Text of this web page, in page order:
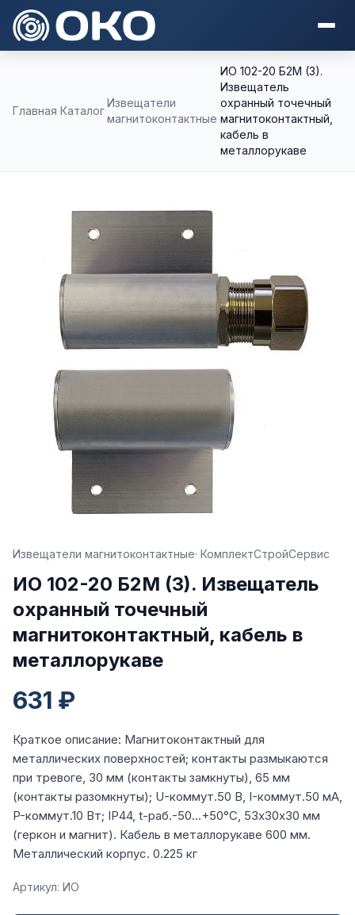
Главная Каталог
Извещатели
магнитоконтактные
ИО 102-20 Б2М (3).
Извещатель
охранный точечный
магнитоконтактный,
кабель в
металлорукаве
Извещатели магнитоконтактные· КомплектСтройСервис
ИО 102-20 Б2М (3). Извещатель
охранный точечный
магнитоконтактный, кабель в
металлорукаве
631 ₽
Краткое описание: Магнитоконтактный для
металлических поверхностей; контакты размыкаются
при тревоге, 30 мм (контакты замкнуты), 65 мм
(контакты разомкнуты); U-коммут.50 В, I-коммут.50 мА,
P-коммут.10 Вт; IP44, t-раб.-50…+50°С, 53х30х30 мм
(геркон и магнит). Кабель в металлорукаве 600 мм.
Металлический корпус. 0.225 кг
Артикул: ИО